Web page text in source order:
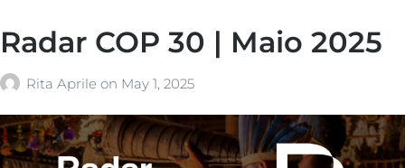
Radar COP 30 | Maio 2025
Rita Aprile on May 1, 2025